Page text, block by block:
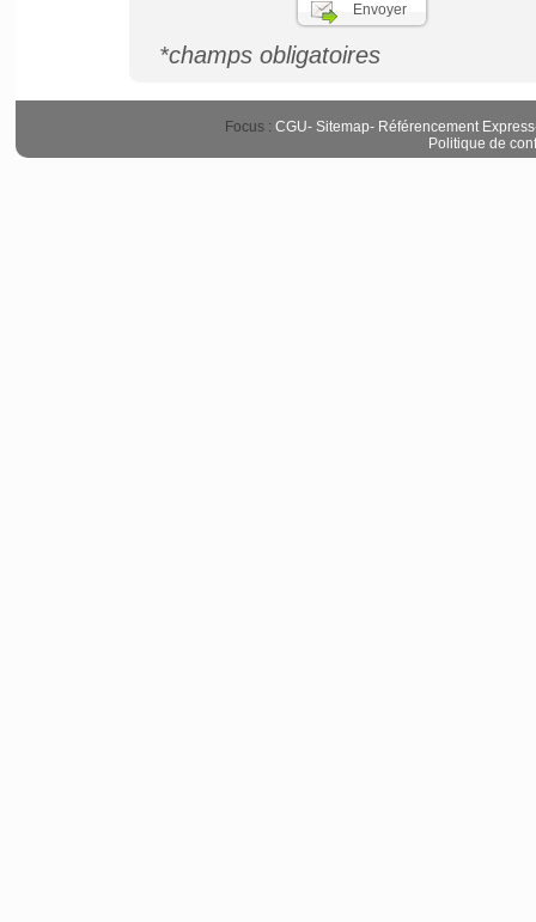
*champs obligatoires
Focus : CGU- Sitemap- Référencement Express
Politique de